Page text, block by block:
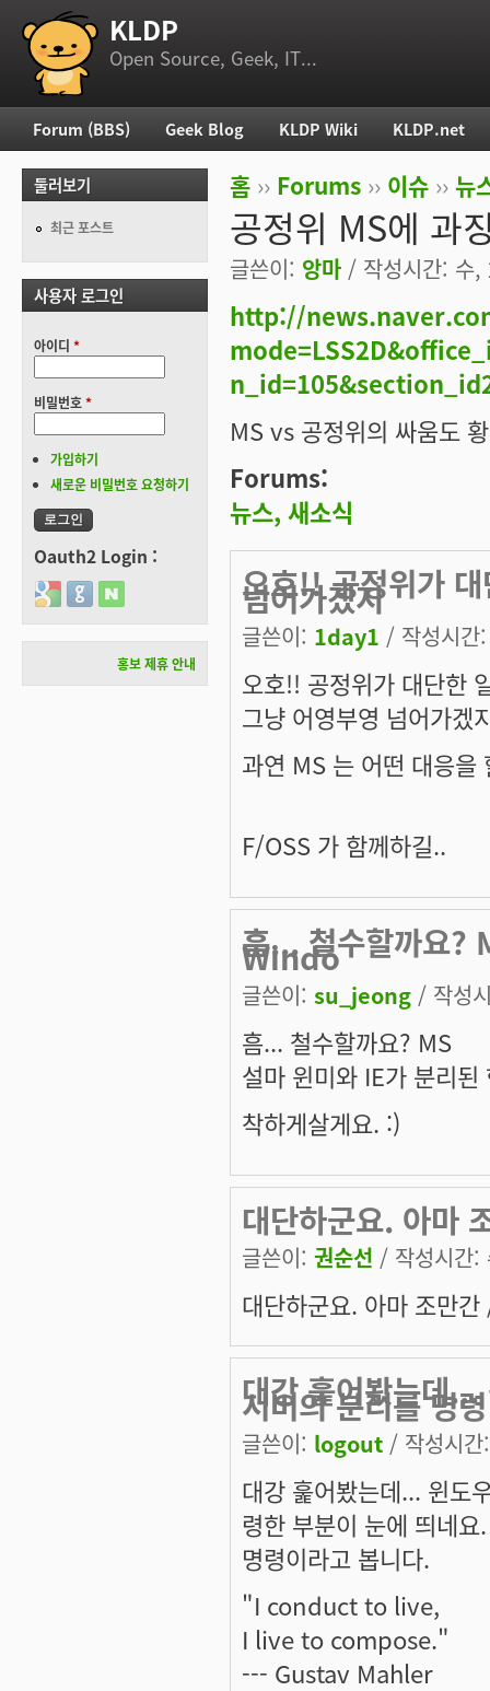
부 메뉴 KLDP
Open Source, Geek, IT...
현재 위치
홈 ›› Forums ›› 이슈 ›› 뉴
공정위 MS에 과
글쓴이: 앙마 / 작성시간: 수
http://
MS vs 공정위의 싸움도
Forums:
뉴스, 새소식
오호!! 공정위가
넘어가겠지
글쓴이: 1day1 / 작성시
오호!! 공정위가 대단한
그냥 어영부영 넘어가겠
과연 MS 는 어떤 대응을
F/OSS 가 함께하길..
흠... 철수할까요?
Windo
글쓴이: su_jeong / 작성
흠... 철수할까요? MS
설마 윈미와 IE가 분리
착하게살게요. :)
대단하군요. 아마
글쓴이: 권순선 / 작성시간
대단하군요. 아마 조만
대강 훑어봤는데
서버의 분리를 명령
글쓴이: logout / 작성시
대강 훑어봤는데... 윈도
령한 부분이 눈에 띄네
명령이라고 봅니다.
"I conduct to live,
I live to compose."
--- Gustav Mahler
주 메뉴
Forum (BBS) Geek Blog KLDP Wiki KLDP.net
둘러보기
최근 포스트
사용자 로그인
아이디 *
비밀번호*
가입하기
새로운 비밀번호 요청하기
Oauth2 Login :
Login with Google
Login with GitHub
Login with Naver
홍보 제휴 안내